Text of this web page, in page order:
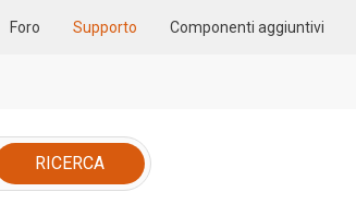
Foro Supporto Componenti aggiuntivi